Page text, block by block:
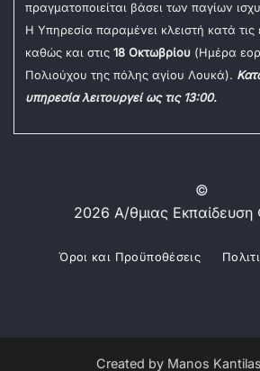
πραγματοποιείται βάσει των παγίων
Η Υπηρεσία παραμένει κλειστή κατά τις
καθώς και στις 18 Οκτωβρίου (Ημέρα
Πολιούχου της πόλης αγίου Λουκά).
υπηρεσία λειτουργεί ως τις 13:00.
©
2026 Α/θμιας Εκπαίδευση
Όροι και Προϋποθέσεις
Created by Manos Kantilas